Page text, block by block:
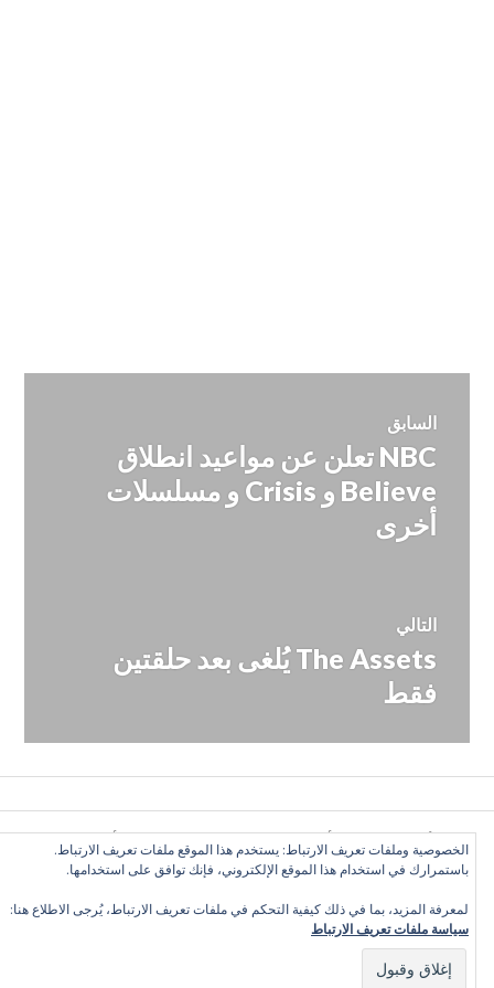
تصفّح
المقالات
السابق
المقالة
السابقة:
NBC تعلن عن مواعيد انطلاق
Believe و Crisis و مسلسلات
أخرى
التالي
المقالة
التالية:
The Assets يُلغى بعد حلقتين
فقط
الخصوصية وملفات تعريف الارتباط: يستخدم هذا الموقع ملفات تعريف الارتباط.
باستمرارك في استخدام هذا الموقع الإلكتروني، فإنك توافق على استخدامها.
لمعرفة المزيد، بما في ذلك كيفية التحكم في ملفات تعريف الارتباط، يُرجى الاطلاع هنا:
سياسة ملفات تعريف الارتباط
كل الأراء تعبّر عن رأي الكاتب وحده, ولا تعبر عن رأي الموقع
Facebook
Twitter